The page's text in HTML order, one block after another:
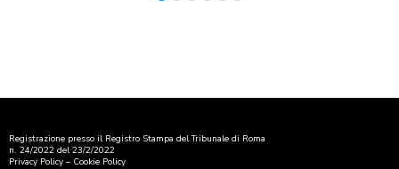
Registrazione presso il Registro Stampa del Tribunale di Roma
n. 24/2022 del 23/2/2022
Privacy Policy – Cookie Policy